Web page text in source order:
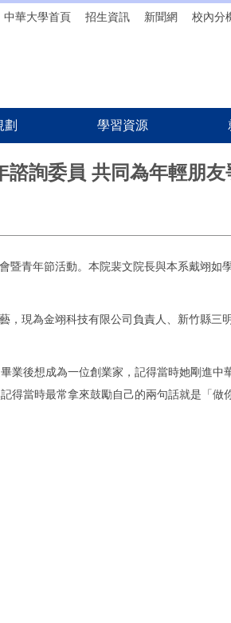
中華大學首頁 招生資訊 新聞網 校內分
劃 學習資源
詢委員 共同為年輕朋
青年節活動。本院裴文院長與本系戴翊如
現為金翊科技有限公司負責人、新竹縣三
後想成為一位創業家，記得當時她剛進中
得當時最常拿來鼓勵自己的兩句話就是「做